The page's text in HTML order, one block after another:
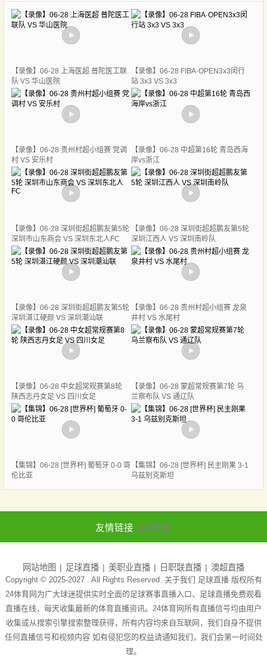
【录像】06-28 上海医超 普陀医工联
队 VS 华山医院
【录像】06-28 FIBA·OPEN3x3闵行
站 3x3 VS 3x3
【录像】06-28 贵州村超小组赛 党调
村 VS 安乐村
【录像】06-28 中超第16轮 青岛西海
岸vs浙江
【录像】06-28 深圳街超超鹏友第5轮
深圳市山东商会 VS 深圳东北人FC
【录像】06-28 深圳街超超鹏友第5轮
深圳江西人 VS 深圳南岭队
【录像】06-28 深圳街超超鹏友第5轮
深圳湛江硬颜 VS 深圳潮汕联
【录像】06-28 贵州村超小组赛 龙泉
井村 VS 水尾村
【录像】06-28 中女超常规赛第8轮
陕西志丹女足 VS 四川女足
【录像】06-28 蒙超常规赛第7轮 乌
兰察布队 VS 通辽队
【集锦】06-28 [世界杯] 葡萄牙 0-0 哥
伦比亚
【集锦】06-28 [世界杯] 民主刚果 3-1
乌兹别克斯坦
友情链接 足球直播
网站地图 足球直播 美职业直播 日职联直播 澳超直播
Copyright © 2025-2027 . All Rights Reserved. 关于我们 足球直播版权所有
24体育网为广大球迷提供实时全面的足球赛事直播入口、足球直播免费观看
直播在线，每天收集最新的体育直播资讯。24体育网所有直播信号均由用户
收集或从搜索引擎搜索整理获得，所有内容均来自互联网，我们自身不提供
任何直播信号和视频内容 如有侵犯您的权益请通知我们，我们会第一时间处
理。